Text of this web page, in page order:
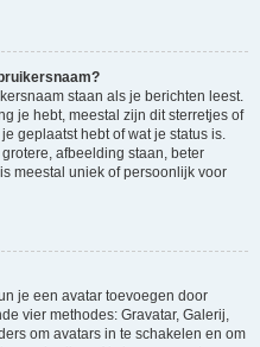
staan als je berichten leest.
je hebt, meestal zijn dit sterretjes of
geplaatst hebt of wat je status is.
afbeelding staan, beter
meestal uniek of persoonlijk voor
je een avatar toevoegen door
vier methodes: Gravatar, Galerij,
om avatars in te schakelen en om